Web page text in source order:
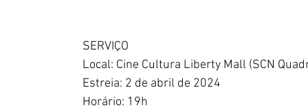
SERVIÇO
Local: Cine Cultura Liberty Mall (SCN
Estreia: 2 de abril de 2024
Horário: 19h